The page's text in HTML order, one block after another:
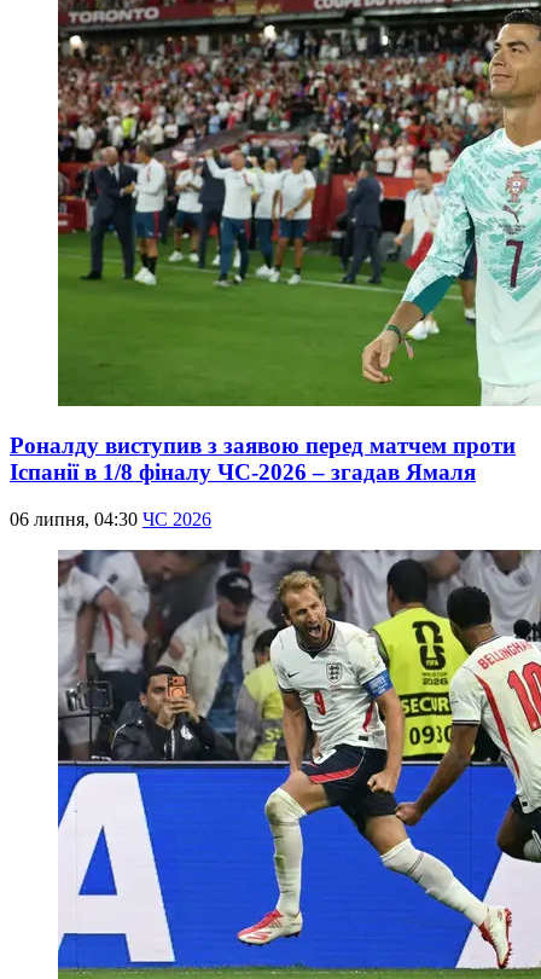
Роналду виступив з заявою перед матчем проти
Іспанії в 1/8 фіналу ЧС-2026 – згадав Ямаля
06 липня, 04:30 ЧС 2026